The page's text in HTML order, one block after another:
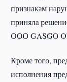
признакам
приняла
ООО GASGO
Кроме того,
исполнения